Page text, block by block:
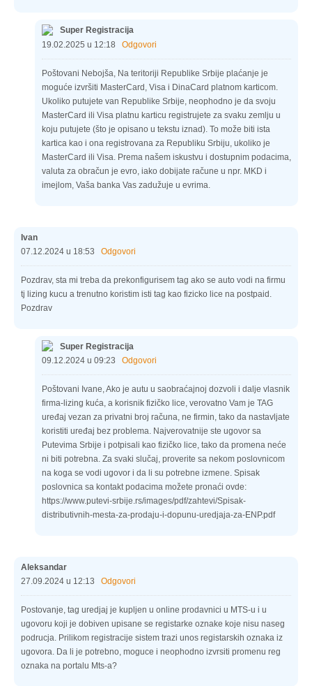
Super Registracija
19.02.2025 u 12:18 Odgovori
Poštovani Nebojša, Na teritoriji Republike Srbije plaćanje je
moguće izvršiti MasterCard, Visa i DinaCard platnom karticom.
Ukoliko putujete van Republike Srbije, neophodno je da svoju
MasterCard ili Visa platnu karticu registrujete za svaku zemlju u
koju putujete (što je opisano u tekstu iznad). To može biti ista
kartica kao i ona registrovana za Republiku Srbiju, ukoliko je
MasterCard ili Visa. Prema našem iskustvu i dostupnim podacima,
valuta za obračun je evro, iako dobijate račune u npr. MKD i
imejlom, Vaša banka Vas zadužuje u evrima.
Ivan
07.12.2024 u 18:53 Odgovori
Pozdrav, sta mi treba da prekonfigurisem tag ako se auto vodi na firmu
tj lizing kucu a trenutno koristim isti tag kao fizicko lice na postpaid.
Pozdrav
Super Registracija
09.12.2024 u 09:23 Odgovori
Poštovani Ivane, Ako je autu u saobraćajnoj dozvoli i dalje vlasnik
firma-lizing kuća, a korisnik fizičko lice, verovatno Vam je TAG
uređaj vezan za privatni broj računa, ne firmin, tako da nastavljate
koristiti uređaj bez problema. Najverovatnije ste ugovor sa
Putevima Srbije i potpisali kao fizičko lice, tako da promena neće
ni biti potrebna. Za svaki slučaj, proverite sa nekom poslovnicom
na koga se vodi ugovor i da li su potrebne izmene. Spisak
poslovnica sa kontakt podacima možete pronaći ovde:
https://www.putevi-srbije.rs/images/pdf/zahtevi/Spisak-
distributivnih-mesta-za-prodaju-i-dopunu-uredjaja-za-ENP.pdf
Aleksandar
27.09.2024 u 12:13 Odgovori
Postovanje, tag uredjaj je kupljen u online prodavnici u MTS-u i u
ugovoru koji je dobiven upisane se registarke oznake koje nisu naseg
podrucja. Prilikom registracije sistem trazi unos registarskih oznaka iz
ugovora. Da li je potrebno, moguce i neophodno izvrsiti promenu reg
oznaka na portalu Mts-a?